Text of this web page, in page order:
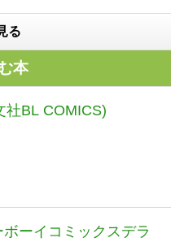
る
本
社BL COMICS)
ーイコミックスデラ